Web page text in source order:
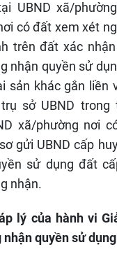
UBND xã/
có đất xem xét
trên đất xác
nhận quyền sử
sản khác gắn liền
sở UBND trong
xã/phường nơi
gửi UBND cấp
sử dụng đất
nhận.
lý của hành vi
quyền sử